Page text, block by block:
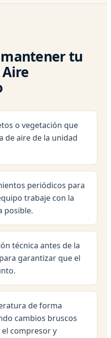
mantener tu
o vegetación que
de aire de la unidad
periódicos para
trabaje con la
posible.
técnica antes de la
garantizar que el
de forma
cambios bruscos
compresor y